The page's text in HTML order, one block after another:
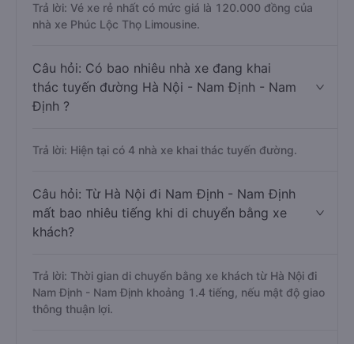
Trả lời: Vé xe rẻ nhất có mức giá là 120.000 đồng của
nhà xe Phúc Lộc Thọ Limousine.
Câu hỏi: Có bao nhiêu nhà xe đang khai
thác tuyến đường Hà Nội - Nam Định - Nam
Định ?
Trả lời: Hiện tại có 4 nhà xe khai thác tuyến đường.
Câu hỏi: Từ Hà Nội đi Nam Định - Nam Định
mất bao nhiêu tiếng khi di chuyển bằng xe
khách?
Trả lời: Thời gian di chuyển bằng xe khách từ Hà Nội đi
Nam Định - Nam Định khoảng 1.4 tiếng, nếu mật độ giao
thông thuận lợi.